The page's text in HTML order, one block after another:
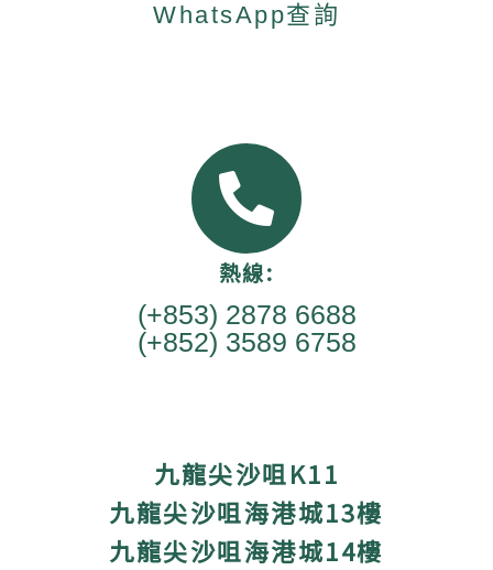
WhatsApp查詢
熱線:
(+853) 2878 6688
(+852) 3589 6758
九龍尖沙咀K11
九龍尖沙咀海港城13樓
九龍尖沙咀海港城14樓